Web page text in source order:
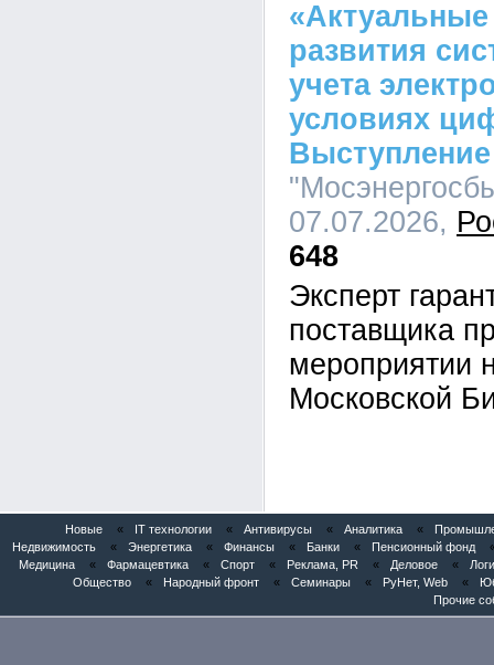
развития
учета
условиях
07.07.2026,
648
Эксперт
поставщика
мероприятии
Московской
Новые « IT технологии « Антивирусы « Аналитика «
Недвижимость
« Энергетика « Финансы « Банки « Пенсионный фонд
Медицина
« Фармацевтика « Спорт « Реклама, PR « Деловое «
Общество
« Народный фронт « Семинары « РуНет, Web «
Прочие